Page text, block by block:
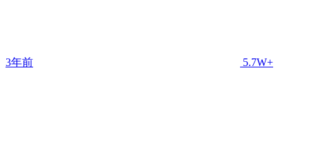
3年前 5.7W+